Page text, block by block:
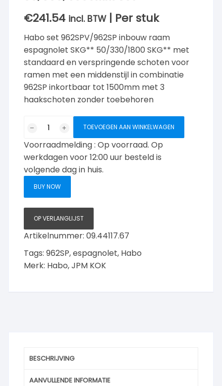
€241.54 incl. BTW | Per stuk
Habo set 962SPV/962SP inbouw raam
espagnolet SKG** 50/330/1800 SKG** met
standaard en verspringende schoten voor
ramen met een middenstijl in combinatie
962SP inkortbaar tot 1500mm met 3
haakschoten zonder toebehoren
962SP/SPV
50/330/1800mm
set
aantal
TOEVOEGEN AAN WINKELWAGEN
Voorraadmelding : Op voorraad. Op
werkdagen voor 12:00 uur besteld is
volgende dag in huis.
BUY NOW
OP VERLANGLIJST
Artikelnummer:09.44117.67
Tags:962SP,espagnolet, Habo
Merk: Habo,JPM KOK
BESCHRIJVING
AANVULLENDE INFORMATIE